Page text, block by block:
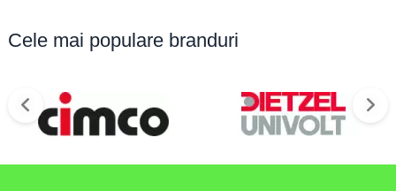
Cele mai populare branduri